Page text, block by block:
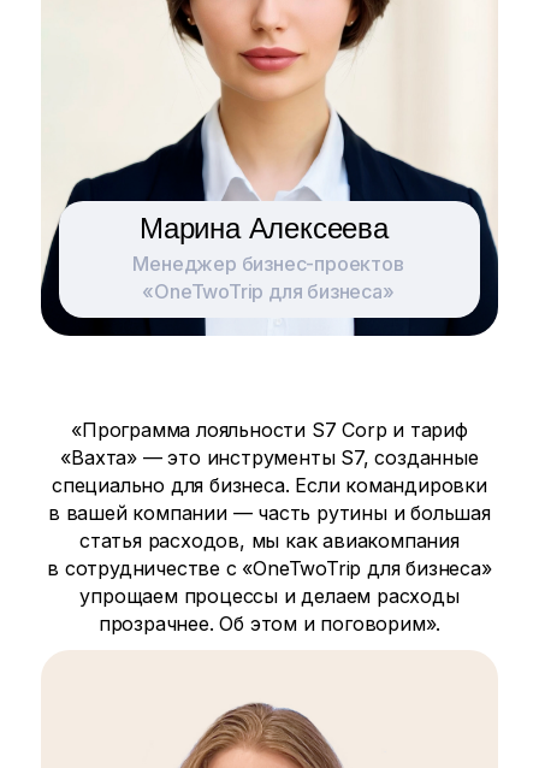
Марина Алексеева
Менеджер бизнес-проектов
«OneTwoTrip для бизнеса»
«Программа лояльности S7 Corp и тариф
«Вахта» — это инструменты S7, созданные
специально для бизнеса. Если командировки
в вашей компании — часть рутины и большая
статья расходов, мы как авиакомпания
в сотрудничестве с «OneTwoTrip для бизнеса»
упрощаем процессы и делаем расходы
прозрачнее. Об этом и поговорим».